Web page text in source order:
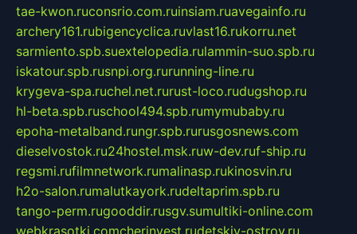
tae-kwon.ruconsrio.com.ruinsiam.ruavegainfo.ru
archery161.rubigencyclica.ruvlast16.rukorru.net
sarmiento.spb.suextelopedia.rulammin-suo.spb.ru
iskatour.spb.rusnpi.org.rurunning-line.ru
krygeva-spa.ruchel.net.rurust-loco.rudugshop.ru
hl-beta.spb.ruschool494.spb.rumymubaby.ru
epoha-metalband.rungr.spb.rurusgosnews.com
dieselvostok.ru24hostel.msk.ruw-dev.ruf-ship.ru
regsmi.rufilmnetwork.rumalinasp.rukinosvin.ru
h2o-salon.rumalutkayork.rudeltaprim.spb.ru
tango-perm.rugooddir.rusgv.sumultiki-online.com
webkrasotki.comcherinvest.rudetskiy-ostrov.ru